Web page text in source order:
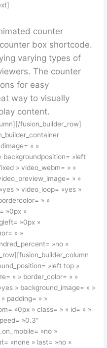
counter
box shortcode.
varying types of
The counter
for easy
way to visually
content.
fusion_builder_row]
» »
backgroundposition= »left
» video_webm= » »
» »
» video_loop= »yes »
» »
»0px »
»0px »
» »
»no »
»left top »
» » border_color= » »
» background_image= » »
padding= » »
»0px » class= » » id= » »
»0.3″
»no »
»none » last= »no »